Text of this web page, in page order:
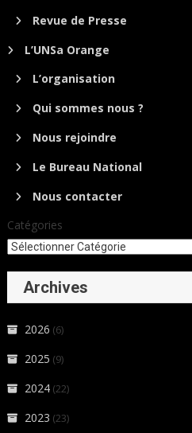
Revue de Presse
L’UNSa Orange
L’organisation
Qui sommes nous ?
Nous rejoindre
Le Bureau National
Nous contacter
Catégories
Archives
2026 (6)
2025 (9)
2024 (22)
2023 (23)